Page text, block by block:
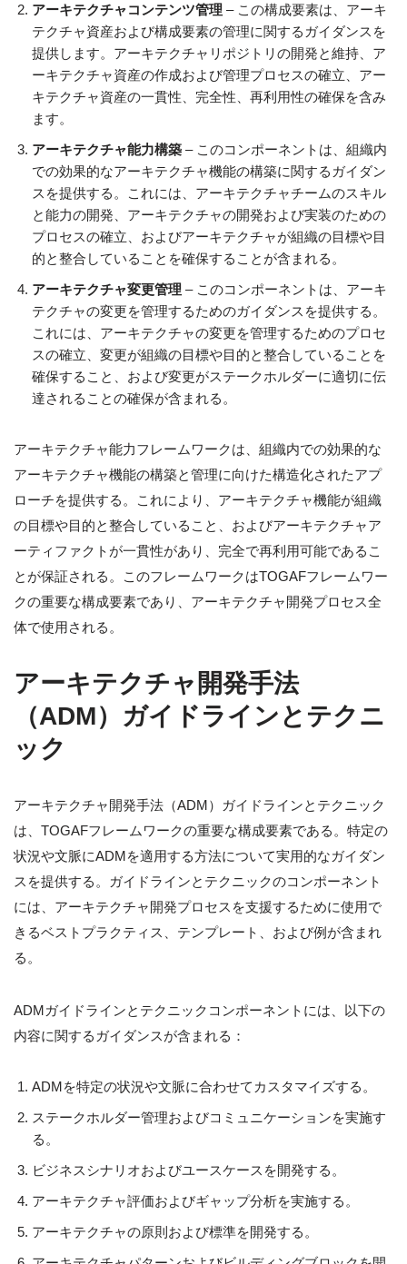
アーキテクチャコンテンツ管理 – この構成要素は、アーキ
テクチャ資産および構成要素の管理に関するガイダンスを
提供します。アーキテクチャリポジトリの開発と維持、ア
ーキテクチャ資産の作成および管理プロセスの確立、アー
キテクチャ資産の一貫性、完全性、再利用性の確保を含み
ます。
アーキテクチャ能力構築 – このコンポーネントは、組織内
での効果的なアーキテクチャ機能の構築に関するガイダン
スを提供する。これには、アーキテクチャチームのスキル
と能力の開発、アーキテクチャの開発および実装のための
プロセスの確立、およびアーキテクチャが組織の目標や目
的と整合していることを確保することが含まれる。
アーキテクチャ変更管理 – このコンポーネントは、アーキ
テクチャの変更を管理するためのガイダンスを提供する。
これには、アーキテクチャの変更を管理するためのプロセ
スの確立、変更が組織の目標や目的と整合していることを
確保すること、および変更がステークホルダーに適切に伝
達されることの確保が含まれる。
アーキテクチャ能力フレームワークは、組織内での効果的な
アーキテクチャ機能の構築と管理に向けた構造化されたアプ
ローチを提供する。これにより、アーキテクチャ機能が組織
の目標や目的と整合していること、およびアーキテクチャア
ーティファクトが一貫性があり、完全で再利用可能であるこ
とが保証される。このフレームワークはTOGAFフレームワー
クの重要な構成要素であり、アーキテクチャ開発プロセス全
体で使用される。
アーキテクチャ開発手法
（ADM）ガイドラインとテクニ
ック
アーキテクチャ開発手法（ADM）ガイドラインとテクニック
は、TOGAFフレームワークの重要な構成要素である。特定の
状況や文脈にADMを適用する方法について実用的なガイダン
スを提供する。ガイドラインとテクニックのコンポーネント
には、アーキテクチャ開発プロセスを支援するために使用で
きるベストプラクティス、テンプレート、および例が含まれ
る。
ADMガイドラインとテクニックコンポーネントには、以下の
内容に関するガイダンスが含まれる：
ADMを特定の状況や文脈に合わせてカスタマイズする。
ステークホルダー管理およびコミュニケーションを実施す
る。
ビジネスシナリオおよびユースケースを開発する。
アーキテクチャ評価およびギャップ分析を実施する。
アーキテクチャの原則および標準を開発する。